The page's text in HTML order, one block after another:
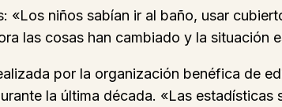
niños sabían ir al baño, usar
las cosas han cambiado y la situación
por la organización benéfica de
la última década. «Las estadísticas